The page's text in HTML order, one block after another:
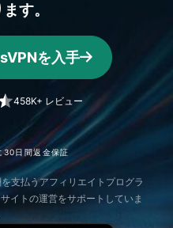
す。
を入手
458K+ レビュー
30日間返金保証
支払うアフィリエイトプログラ
イトの運営をサポートしていま